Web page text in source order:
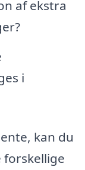
af ekstra
i
kan du
forskellige